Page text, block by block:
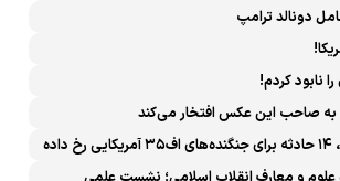
دونالد ترامپ
نابود کردم!
به صاحب این عکس افتخار می‌کند
از سال ۲۰۱۸ تاکنون، ۱۴ حادثه برای جنگنده‌های اف۳۵ آمریکایی رخ داده